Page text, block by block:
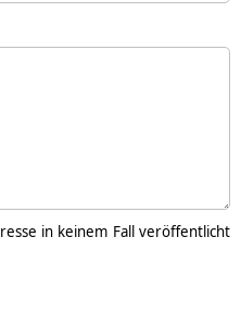
in keinem Fall veröffentlicht